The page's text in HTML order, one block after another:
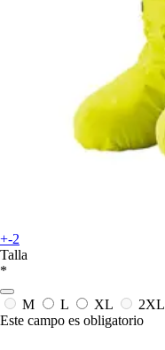
+-2
Talla
*
M L XL 2XL
Este campo es obligatorio